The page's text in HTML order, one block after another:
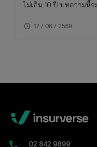
ไม่เกิน 10 ปี บทความนี้จ
เทียบ ทั้งเรื่องความคุ้มคร
schedule 17 / 06 / 2569
02​ 842 9899